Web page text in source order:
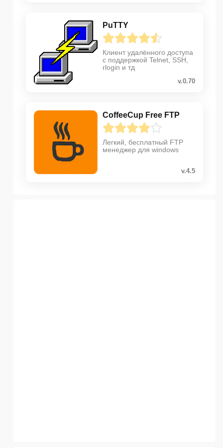
PuTTY
Клиент удалённого доступа
с поддержкой Telnet, SSH,
rlogin и тд
v.0.70
CoffeeCup Free FTP
Легкий, бесплатный FTP
менеджер для windows
v.4.5